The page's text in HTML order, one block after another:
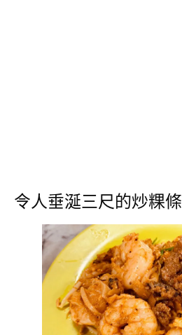
令人垂涎三尺的炒粿條